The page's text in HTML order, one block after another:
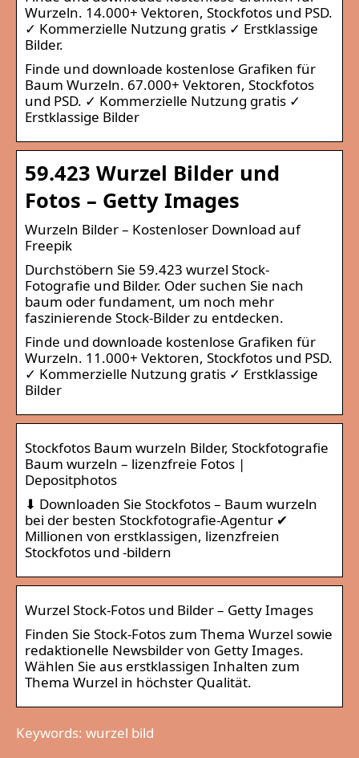
Wurzeln. 14.000+ Vektoren, Stockfotos und PSD.
✓ Kommerzielle Nutzung gratis ✓ Erstklassige
Bilder.
Finde und downloade kostenlose Grafiken für
Baum Wurzeln. 67.000+ Vektoren, Stockfotos
und PSD. ✓ Kommerzielle Nutzung gratis ✓
Erstklassige Bilder
59.423 Wurzel Bilder und
Fotos – Getty Images
Wurzeln Bilder – Kostenloser Download auf
Freepik
Durchstöbern Sie 59.423 wurzel Stock-
Fotografie und Bilder. Oder suchen Sie nach
baum oder fundament, um noch mehr
faszinierende Stock-Bilder zu entdecken.
Finde und downloade kostenlose Grafiken für
Wurzeln. 11.000+ Vektoren, Stockfotos und PSD.
✓ Kommerzielle Nutzung gratis ✓ Erstklassige
Bilder
Stockfotos Baum wurzeln Bilder, Stockfotografie
Baum wurzeln – lizenzfreie Fotos |
Depositphotos
⬇ Downloaden Sie Stockfotos – Baum wurzeln
bei der besten Stockfotografie-Agentur ✔
Millionen von erstklassigen, lizenzfreien
Stockfotos und -bildern
Wurzel Stock-Fotos und Bilder – Getty Images
Finden Sie Stock-Fotos zum Thema Wurzel sowie
redaktionelle Newsbilder von Getty Images.
Wählen Sie aus erstklassigen Inhalten zum
Thema Wurzel in höchster Qualität.
Keywords: wurzel bild